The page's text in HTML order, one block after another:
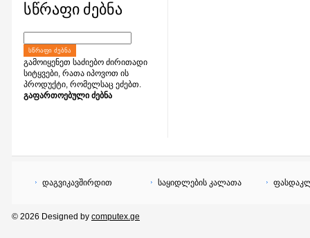
სწრაფი ძებნა
ᲡᲬᲠᲐᲤᲘ ᲫᲔᲑᲜᲐ
გამოიყენეთ საძიებო ძირითადი
სიტყვები, რათა იპოვოთ ის
პროდუქტი, რომელსაც ეძებთ.
გაფართოებული ძებნა
დაგვიკავშირდით საყიდლების კალათა
© 2026 Designed by computex.ge